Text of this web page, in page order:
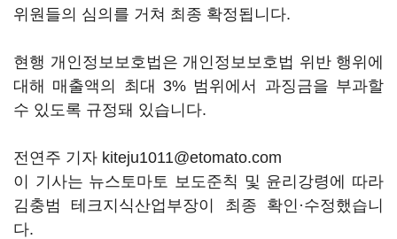
위원들의 심의를 거쳐 최종 확정됩니다.
현행 개인정보보호법은 개인정보보호법 위반 행위에
대해 매출액의 최대 3% 범위에서 과징금을 부과할
수 있도록 규정돼 있습니다.
전연주 기자 kiteju1011@etomato.com
이 기사는 뉴스토마토 보도준칙 및 윤리강령에 따라
김충범 테크지식산업부장이 최종 확인·수정했습니
다.